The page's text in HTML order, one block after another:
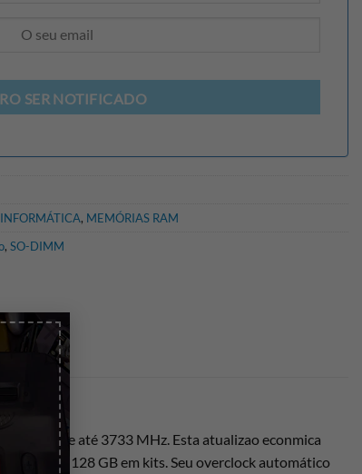
×
SER NOTIFICADO
INFORMÁTICA, MEMÓRIAS RAM
, SO-DIMM
de até 3733 MHz. Esta atualizao econmica
e 8 GB a 128 GB em kits. Seu overclock automático